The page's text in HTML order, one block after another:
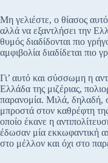
Μη γελιέστε, ο θίασος
αλλά να εξαντλήσει την
θυμός διαδίδονται πιο
αμφιβολία διαδίδεται πιο
Γι’ αυτό και σύσσωμη η
Ελλάδα της μιζέριας,
παρανομία. Μιλά, δηλαδή,
μπροστά στον καθρέφτη
οποίο έκανε η
έδωσαν μία εκκωφαντική
στο μέλλον και όχι στο